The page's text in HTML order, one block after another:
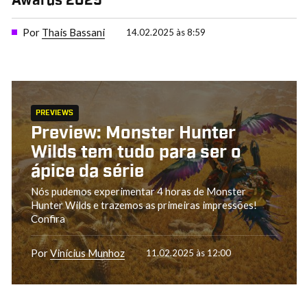
Por Thais Bassani 14.02.2025 às 8:59
PREVIEWS
Preview: Monster Hunter
Wilds tem tudo para ser o
ápice da série
Nós pudemos experimentar 4 horas de Monster
Hunter Wilds e trazemos as primeiras impressões!
Confira
PorVinícius Munhoz 11.02.2025 às 12:00